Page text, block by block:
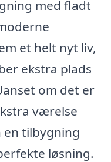
med fladt
et helt nyt liv,
ekstra plads
om det er
værelse
en tilbygning
løsning.